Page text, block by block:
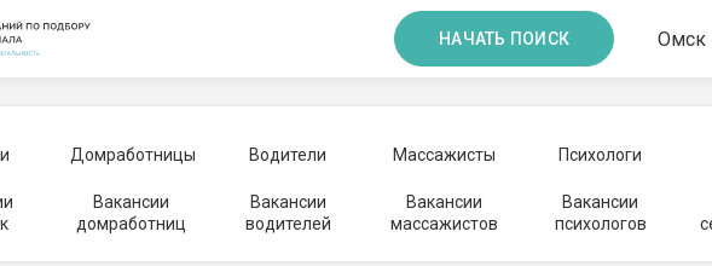
НАЧАТЬ ПОИСК Омск
Домработницы Водители Массажисты Психологи
Вакансии
домработниц
Вакансии
водителей
Вакансии
массажистов
Вакансии
психологов